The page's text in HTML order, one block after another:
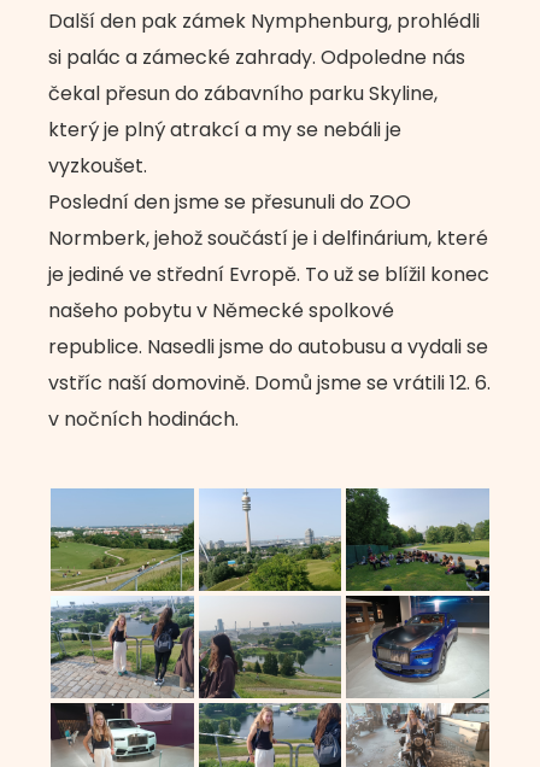
Další den pak zámek Nymphenburg, prohlédli
si palác a zámecké zahrady. Odpoledne nás
čekal přesun do zábavního parku Skyline,
který je plný atrakcí a my se nebáli je
vyzkoušet.
Poslední den jsme se přesunuli do ZOO
Normberk, jehož součástí je i delfinárium, které
je jediné ve střední Evropě. To už se blížil konec
našeho pobytu v Německé spolkové
republice. Nasedli jsme do autobusu a vydali se
vstříc naší domovině. Domů jsme se vrátili 12. 6.
v nočních hodinách.